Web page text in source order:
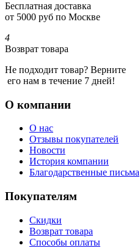
Бесплатная доставка
от 5000 руб по Москве
4
Возврат товара
Не подходит товар? Верните
его нам в течение 7 дней!
О компании
О нас
Отзывы покупателей
Новости
История компании
Благодарственные письма
Покупателям
Скидки
Возврат товара
Способы оплаты